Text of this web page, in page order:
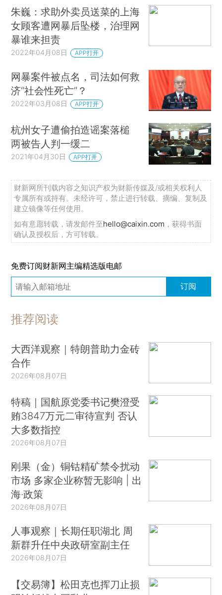
朱巍：求助外卖员送菜的上海
女顾客遭网暴后坠楼，治理网
暴谁来担责
2022年04月08日 APP打开
网暴案件被点名，司法如何救
济“社会性死亡”？
2022年03月08日 APP打开
杭州女子遭偷拍造谣案落槌
两被告人判一缓二
2021年04月30日 APP打开
财新网所刊载内容之知识产权为财新传媒及/或相关权利人
专属所有或持有。未经许可，禁止进行转载、摘编、复制及
建立镜像等任何使用。
如有意愿转载，请发邮件至hello@caixin.com ，获得书面
确认及授权后，方可转载。
免费订阅财新网主编精选版电邮
订阅
推荐阅读
大西洋观察｜特朗普助力金砖
合作
2026年08月07日
特稿｜国航原党委书记樊澄受
贿3847万元二审待宣判 否认
大多数指控
2026年08月07日
刚果（金）铜钴精矿禁令扰动
市场 多家企业称暂无影响 | 出
海·政策
2026年08月07日
人事观察｜长期任职湖北 周
新群升任中央政研室副主任
2026年08月07日
【交易簿】松田克也挥刀止损